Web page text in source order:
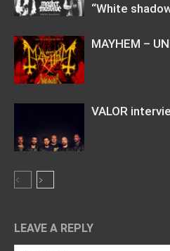
“White
MAYHEM –
VALOR
LEAVE A REPLY